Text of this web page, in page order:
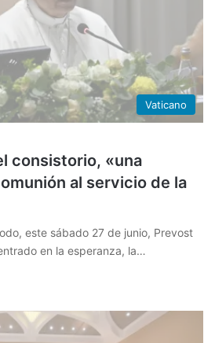
Vaticano
consistorio, «una
al servicio de la
este sábado 27 de junio, Prevost
en la esperanza, la…